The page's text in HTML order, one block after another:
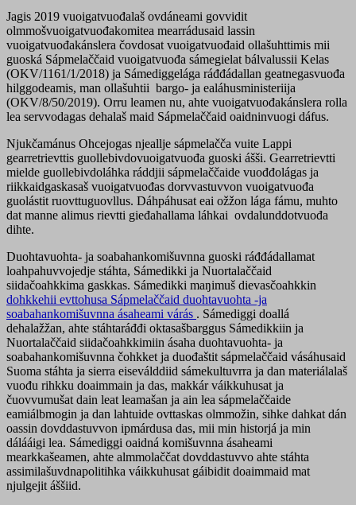
Jagis 2019 vuoigatvuođalaš ovdáneami govvidit
olmmošvuoigatvuođakomitea mearrádusaid lassin
vuoigatvuođakánslera čovdosat vuoigatvuođaid ollašuhttimis mii
guoská Sápmelaččaid vuoigatvuođa sámegielat bálvalussii Kelas
(OKV/1161/1/2018) ja Sámediggelága ráđđádallan geatnegasvuođa
hilggodeamis, man ollašuhtii bargo- ja ealáhusministeriija
(OKV/8/50/2019). Orru leamen nu, ahte vuoigatvuođakánslera rolla
lea servvodagas dehalaš maid Sápmelaččaid oaidninvuogi dáfus.
Njukčamánus Ohcejogas njeallje sápmelačča vuite Lappi
gearretrievttis guollebivdovuoigatvuođa guoski ášši. Gearretrievtti
mielde guollebivdoláhka ráddjii sápmelaččaide vuođđolágas ja
riikkaidgaskasaš vuoigatvuođas dorvvastuvvon vuoigatvuođa
guolástit ruovttuguovllus. Dáhpáhusat eai ožžon lága fámu, muhto
dat manne alimus rievtti gieđahallama láhkai ovdalunddotvuođa
dihte.
Duohtavuohta- ja soabahankomišuvnna guoski ráđđádallamat
loahpahuvvojedje stáhta, Sámedikki ja Nuortalaččaid
siidačoahkkima gaskkas. Sámedikki maŋimuš dievasčoahkkin
dohkkehii evttohusa Sápmelaččaid duohtavuohta -ja
soabahankomišuvnna ásaheami várás . Sámediggi doallá
dehalažžan, ahte stáhtaráđđi oktasašbarggus Sámedikkiin ja
Nuortalaččaid siidačoahkkimiin ásaha duohtavuohta- ja
soabahankomišuvnna čohkket ja duođaštit sápmelaččaid vásáhusaid
Suoma stáhta ja sierra eiseválddiid sámekultuvrra ja dan materiálalaš
vuođu rihkku doaimmain ja das, makkár váikkuhusat ja
čuovvumušat dain leat leamašan ja ain lea sápmelaččaide
eamiálbmogin ja dan lahtuide ovttaskas olmmožin, sihke dahkat dán
oassin dovddastuvvon ipmárdusa das, mii min historjá ja min
dálááigi lea. Sámediggi oaidná komišuvnna ásaheami
mearkkašeamen, ahte almmolaččat dovddastuvvo ahte stáhta
assimilašuvdnapolitihka váikkuhusat gáibidit doaimmaid mat
njulgejit áššiid.